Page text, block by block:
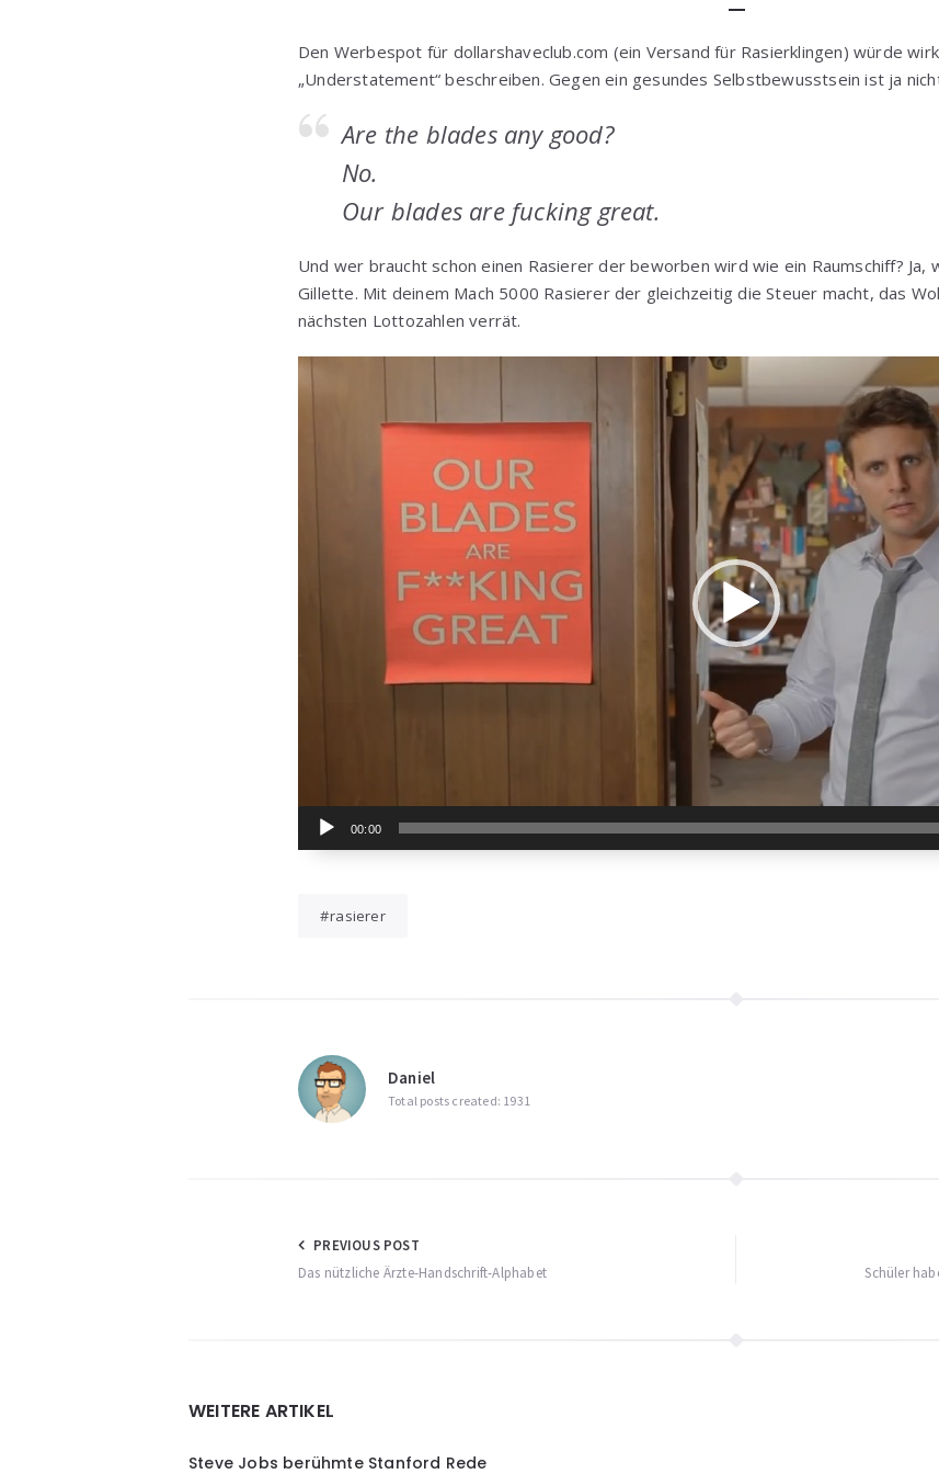
Den Werbespot für dollarshaveclub.com (ein Versand für Rasierklingen) würde
„Understatement“ beschreiben. Gegen ein gesundes Selbstbewusstsein ist ja
Are the blades any good?
No.
Our blades are fucking great.
Und wer braucht schon einen Rasierer der beworben wird wie ein Raumschiff? Ja,
Gillette. Mit deinem Mach 5000 Rasierer der gleichzeitig die Steuer macht, das
nächsten Lottozahlen verrät.
Video-
00:00
rasierer
Daniel
Total posts created: 1931
Beitragsnavigation
PREVIOUS POST
Das nützliche Ärzte-Handschrift-Alphabet
Schüler
Widgets
WEITERE ARTIKEL
Steve Jobs berühmte Stanford Rede